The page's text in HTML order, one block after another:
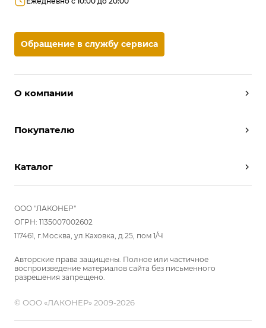
О компании
Условия работы
Отзывы
Вопрос-ответ
Покупателю
Вызвать дизайнера
Реализованные проекты
Комплектуем шкаф-купе
Каталог
Шкафы
Прихожие
Гостиные
Гардеробные
Детские
Кухни
Мебель в ванную
Распродажа
ООО "ЛАКОНЕР"
ОГРН: 1135007002602
117461, г.Москва, ул.Каховка, д.25, пом 1/Ч
Авторские права защищены. Полное или частичное
воспроизведение материалов сайта без письменного
разрешения запрещено.
© ООО «ЛАКОНЕР» 2009-2026
Обращение в службу сервиса